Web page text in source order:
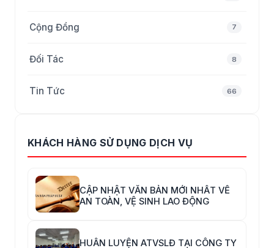
Cộng Đồng 7
Đối Tác 8
Tin Tức 66
KHÁCH HÀNG SỬ DỤNG DỊCH VỤ
CẬP NHẬT VĂN BẢN MỚI NHẤT VỀ
AN TOÀN, VỆ SINH LAO ĐỘNG
HUẤN LUYỆN ATVSLĐ TẠI CÔNG TY